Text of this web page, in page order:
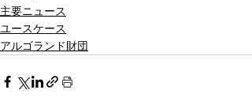
主要ニュース
ユースケース
アルゴランド財団